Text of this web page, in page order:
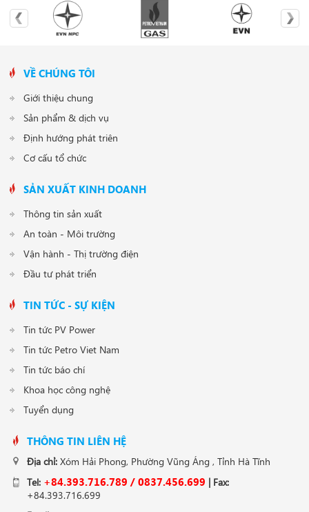
VỀ CHÚNG TÔI
Giới thiệu chung
Sản phẩm & dịch vụ
Định hướng phát triên
Cơ cấu tổ chức
SẢN XUẤT KINH DOANH
Thông tin sản xuất
An toàn - Môi trường
Vận hành - Thị trường điện
Đầu tư phát triển
TIN TỨC - SỰ KIỆN
Tin tức PV Power
Tin tức Petro Viet Nam
Tin tức báo chí
Khoa học công nghệ
Tuyển dụng
THÔNG TIN LIÊN HỆ
Địa chỉ: Xóm Hải Phong, Phường Vũng Áng , Tỉnh Hà Tĩnh
Tel: +84.393.716.789 / 0837.456.699 | Fax:
+84.393.716.699